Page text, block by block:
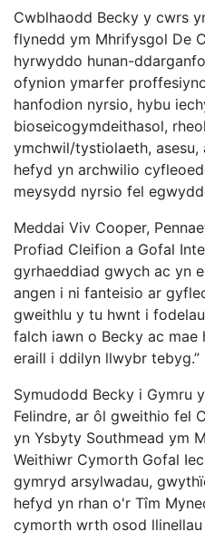
Cwblhaodd Becky y cwrs
flynedd ym Mhrifysgol De
hyrwyddo hunan-
ofynion ymarfer
hanfodion nyrsio, hybu
bioseicogymdeithasol,
ymchwil/tystiolaeth, asesu,
hefyd yn archwilio
meysydd nyrsio fel
Meddai Viv Cooper,
Profiad Cleifion a Gofal
gyrhaeddiad gwych ac yn
angen i ni fanteisio ar
gweithlu y tu hwnt i
falch iawn o Becky ac
eraill i ddilyn llwybr tebyg.”
Symudodd Becky i Gymru
Felindre, ar ôl gweithio fel
yn Ysbyty Southmead ym
Weithiwr Cymorth Gofal
gymryd arsylwadau,
hefyd yn rhan o'r Tîm
cymorth wrth osod llinellau